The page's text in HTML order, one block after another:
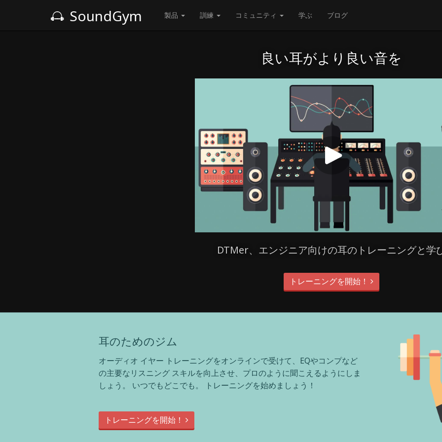
SoundGym 製品 訓練 コミュニティ 学ぶ ブログ
良い耳がより良い音を
DTMer、エンジニア向けの耳のトレーニングと学
トレーニングを開始！
耳のためのジム
オーディオ イヤー トレーニングをオンラインで受けて、EQやコンプなど
の主要なリスニング スキルを向上させ、プロのように聞こえるようにしま
しょう。 いつでもどこでも。 トレーニングを始めましょう！
トレーニングを開始！